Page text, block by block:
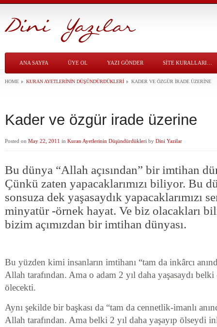
ANA SAYFA ÜYE OL YAZI GÖNDER SITE KURALLARI…
HOME KURAN AYETLERININ DÜŞÜNDÜRDÜKLERI KADER VE ÖZGÜR IRADE ÜZERINE
Kader ve özgür irade üzerine
Posted on May 22, 2011 in Kuran Ayetlerinin Düşündürdükleri by Dini Yazilar
Bu dünya “Allah açısından” bir imtihan
Çünkü zaten yapacaklarımızı biliyor. Bu
sonsuza dek yaşasaydık yapacaklarımızı
minyatür -örnek hayat. Ve biz olacakları
bizim açımızdan bir imtihan dünyası.
Bu yüzden kimi insanların imtihanı “tam da inkârcı
Allah tarafından. Ama o adam 2 yıl daha yaşasaydı
ölecekti.
Aynı şekilde bir başkası da “tam da cennetlik-imanlı
Allah tarafından. Ama belki 2 yıl daha yaşayıp ölseydi